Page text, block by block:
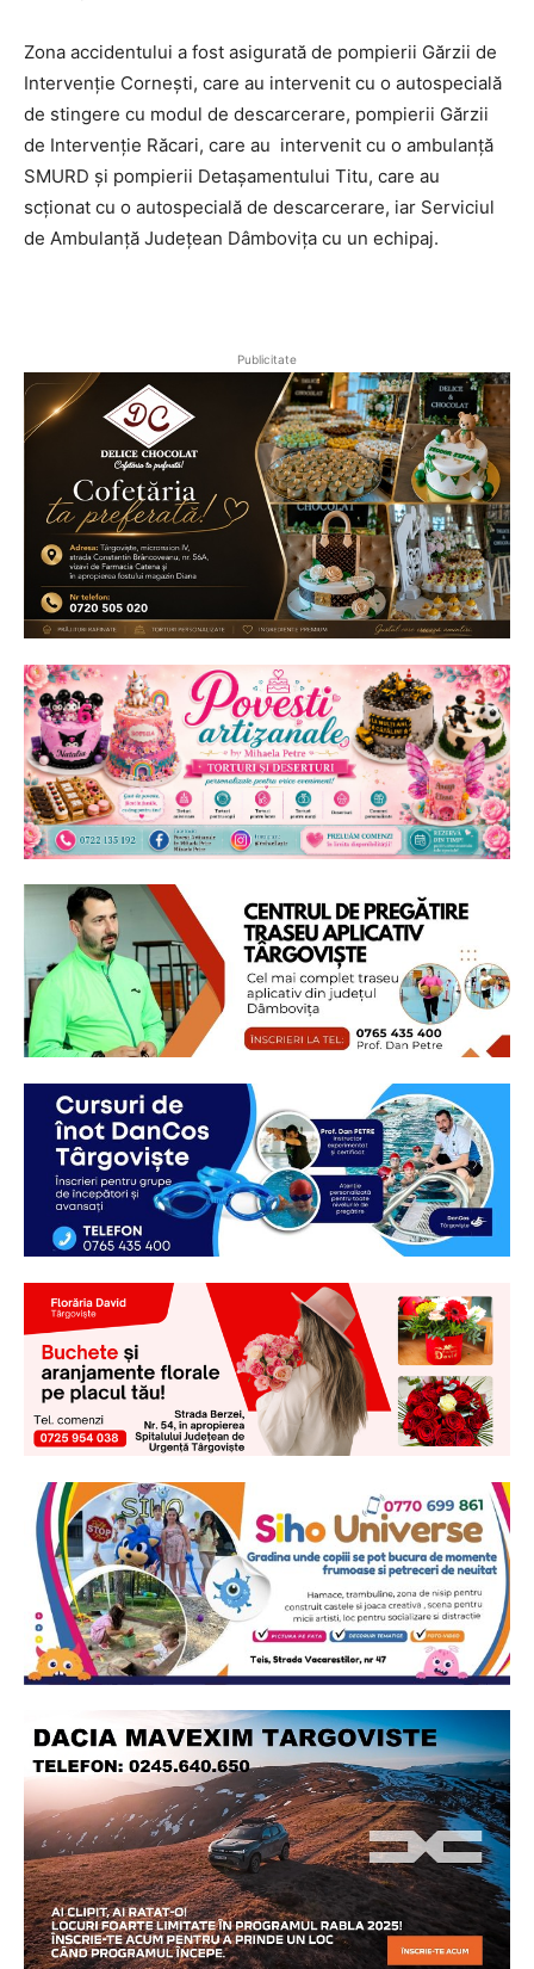
Zona accidentului a fost asigurată de pompierii Gărzii de
Intervenție Cornești, care au intervenit cu o autospecială
de stingere cu modul de descarcerare, pompierii Gărzii
de Intervenție Răcari, care au intervenit cu o ambulanță
SMURD și pompierii Detașamentului Titu, care au
scționat cu o autospecială de descarcerare, iar Serviciul
de Ambulanță Județean Dâmbovița cu un echipaj.
Publicitate